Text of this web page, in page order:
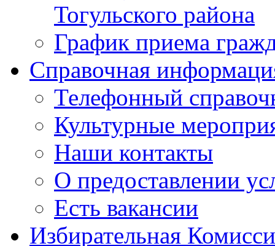
Тогульского района
График приема
Справочная
Телефонный
Культурные
Наши контакты
О предоставлении
Есть вакансии
Избирательная